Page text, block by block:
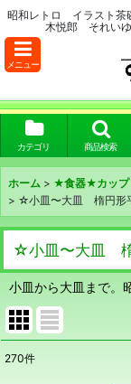
昭和レトロ イラス
木悦郎 それい
メニュー
カテゴリ 商品検索
ホーム > ★食器★カップ
> ☆小皿〜大皿 楕円形
☆小皿〜大皿 楕
小皿から大皿まで。
270件